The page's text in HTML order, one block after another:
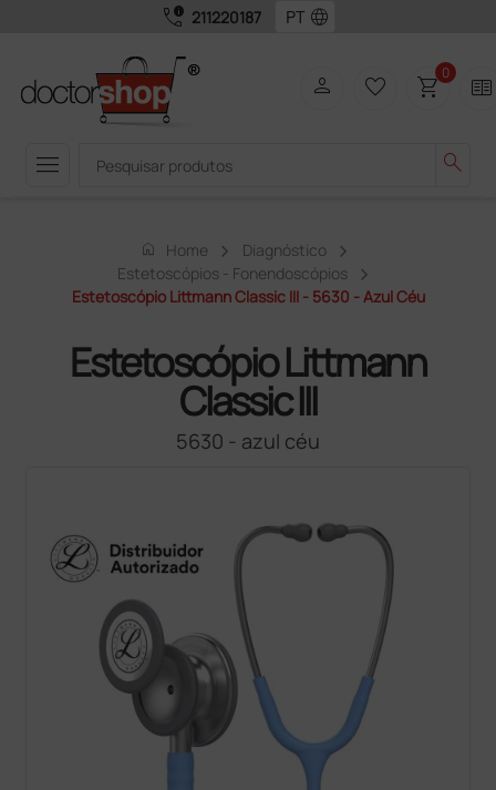
call_quality 211220187 language
menu search
person favorite_border shopping_cart0 two_pager
home Home
Diagnóstico
Estetoscópios - Fonendoscópios
Estetoscópio Littmann Classic III - 5630 - Azul Céu
Estetoscópio Littmann
Classic III
5630 - azul céu